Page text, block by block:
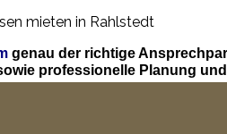
genau der richtige
professionelle Planung